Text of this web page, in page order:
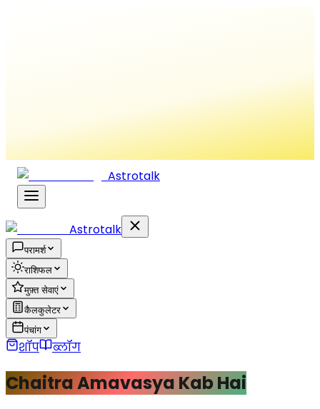
Astrotalk
Astrotalk
परामर्श
राशिफल
मुफ़्त सेवाएं
कैलकुलेटर
पंचांग
शॉप ब्लॉग
Chaitra Amavasya Kab Hai